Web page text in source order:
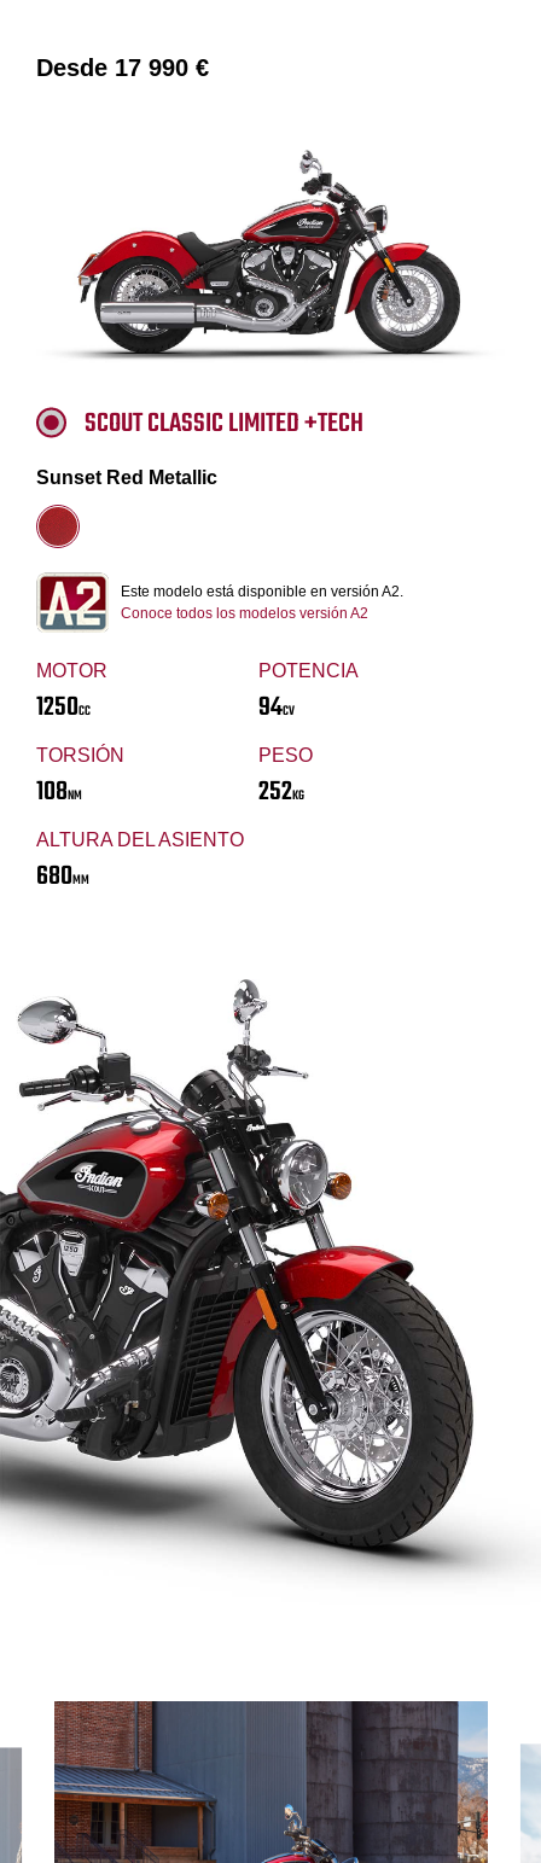
Desde 17 990 €
MOTOR
1250CC
POTENCIA
94CV
TORSIÓN
108NM
PESO
252KG
ALTURA DEL ASIENTO
680MM
SCOUT CLASSIC LIMITED +TECH
Sunset Red Metallic
Este modelo está disponible en versión A2.
Conoce todos los modelos versión A2